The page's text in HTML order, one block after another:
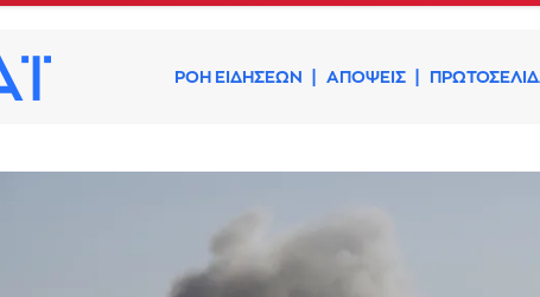
ΡΟΗ ΕΙΔΗΣΕΩΝ ΑΠΟΨΕΙΣ